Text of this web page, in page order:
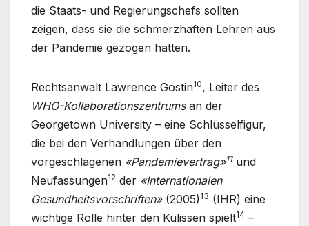
die Staats- und Regierungschefs sollten
zeigen, dass sie die schmerzhaften Lehren aus
der Pandemie gezogen hätten.
Rechtsanwalt Lawrence Gostin10, Leiter des
WHO-Kollaborationszentrumsan der
Georgetown University – eine Schlüsselfigur,
die bei den Verhandlungen über den
vorgeschlagenen «Pandemievertrag»11und
Neufassungen12 der «Internationalen
Gesundheitsvorschriften»(2005)13 (IHR) eine
wichtige Rolle hinter den Kulissen spielt14 –